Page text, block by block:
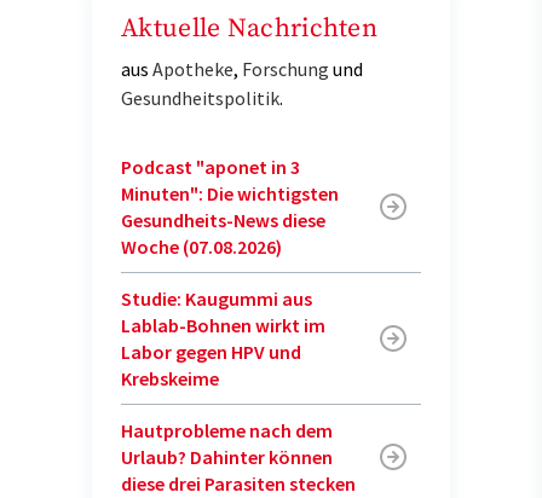
Aktuelle Nachrichten
aus Apotheke, Forschung und
Gesundheitspolitik.
Podcast "aponet in 3
Minuten": Die wichtigsten
Gesundheits-News diese
Woche (07.08.2026)
Studie: Kaugummi aus
Lablab-Bohnen wirkt im
Labor gegen HPV und
Krebskeime
Hautprobleme nach dem
Urlaub? Dahinter können
diese drei Parasiten stecken